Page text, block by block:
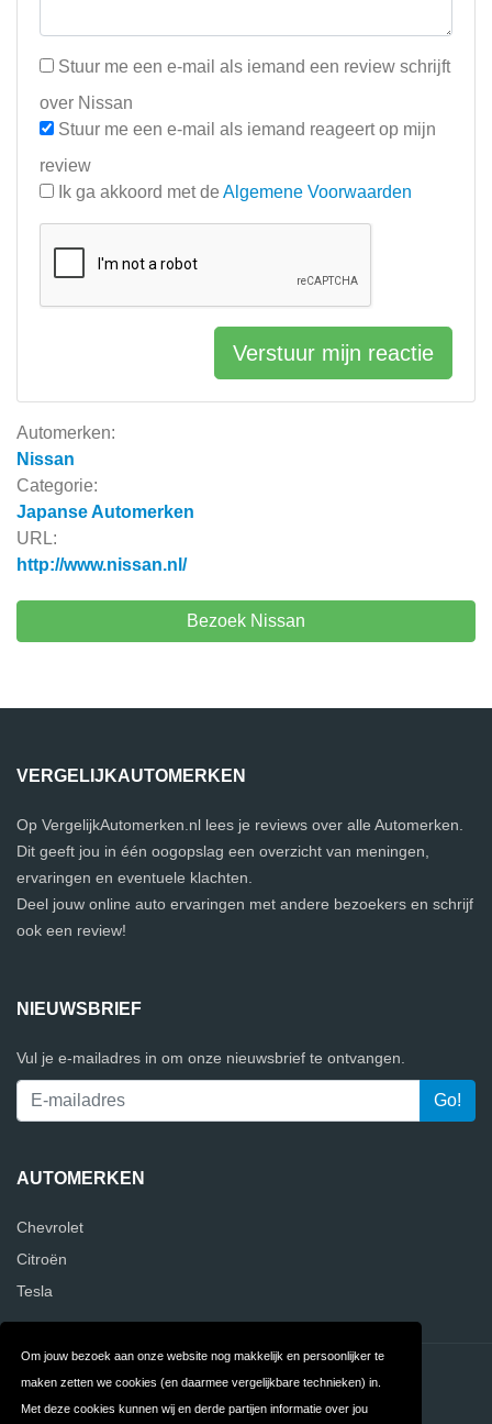
Om jouw bezoek aan onze website nog makkelijk en persoonlijker te
maken zetten we cookies (en daarmee vergelijkbare technieken) in.
Met deze cookies kunnen wij en derde partijen informatie over jou
Automerken:
Nissan
Categorie:
Japanse Automerken
URL:
http://www.nissan.nl/
Bezoek Nissan
Stuur me een e-mail als iemand een review schrijft
over Nissan
Stuur me een e-mail als iemand reageert op mijn
review
Ik ga akkoord met de Algemene Voorwaarden
Verstuur mijn reactie
VERGELIJKAUTOMERKEN
Op VergelijkAutomerken.nl lees je reviews over alle Automerken.
Dit geeft jou in één oogopslag een overzicht van meningen,
ervaringen en eventuele klachten.
Deel jouw online auto ervaringen met andere bezoekers en schrijf
ook een review!
NIEUWSBRIEF
Vul je e-mailadres in om onze nieuwsbrief te ontvangen.
AUTOMERKEN
Chevrolet
Citroën
Tesla
Contact Privacy
Algemene FAQ